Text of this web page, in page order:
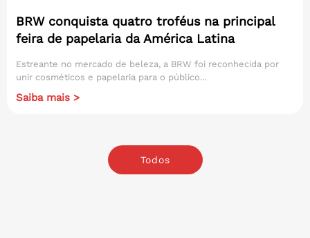
BRW conquista quatro troféus na principal
feira de papelaria da América Latina
Estreante no mercado de beleza, a BRW foi reconhecida por
unir cosméticos e papelaria para o público...
Saiba mais >
Todos